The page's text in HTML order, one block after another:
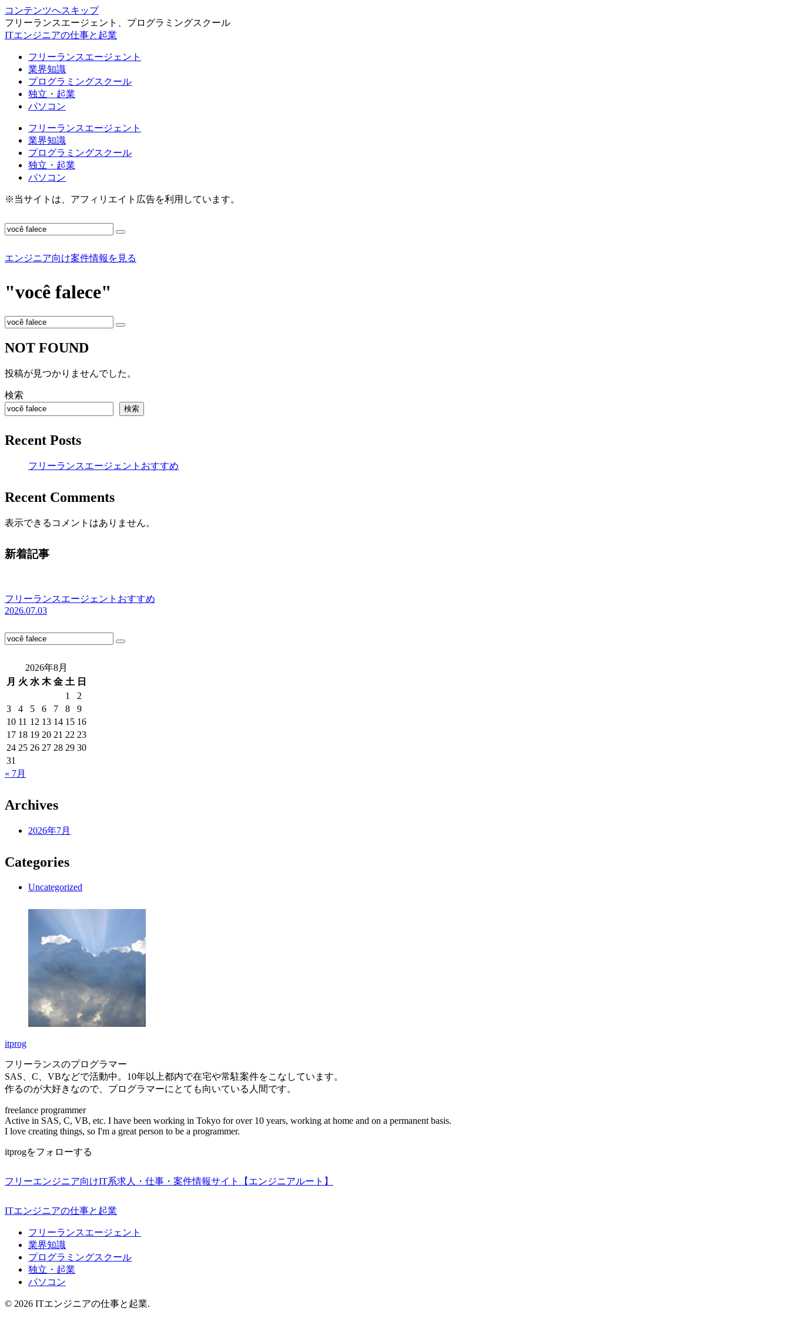
コンテンツへスキップ
フリーランスエージェント、プログラミングスクール
ITエンジニアの仕事と起業
フリーランスエージェント
業界知識
プログラミングスクール
独立・起業
パソコン
フリーランスエージェント
業界知識
プログラミングスクール
独立・起業
パソコン
※当サイトは、アフィリエイト広告を利用しています。
エンジニア向け案件情報を見る
"você falece"
NOT FOUND
投稿が見つかりませんでした。
検索
検索
Recent Posts
フリーランスエージェントおすすめ
Recent Comments
表示できるコメントはありません。
新着記事
フリーランスエージェントおすすめ
2026.07.03
2026年8月
月 火 水 木 金 土 日
1
2
3
4 5 6 7 8
9
10 11 12 13 14 15 16
17 18 19 20 21 22 23
24 25 26 27 28 29 30
31
« 7月
Archives
2026年7月
Categories
Uncategorized
itprog
フリーランスのプログラマー
SAS、C、VBなどで活動中。10年以上都内で在宅や常駐案件をこなしています。
作るのが大好きなので、プログラマーにとても向いている人間です。
freelance programmer
Active in SAS, C, VB, etc. I have been working in Tokyo for over 10 years, working at home and on a permanent basis.
I love creating things, so I'm a great person to be a programmer.
itprogをフォローする
フリーエンジニア向けIT系求人・仕事・案件情報サイト【エンジニアルート】
ITエンジニアの仕事と起業
フリーランスエージェント
業界知識
プログラミングスクール
独立・起業
パソコン
© 2026 ITエンジニアの仕事と起業.